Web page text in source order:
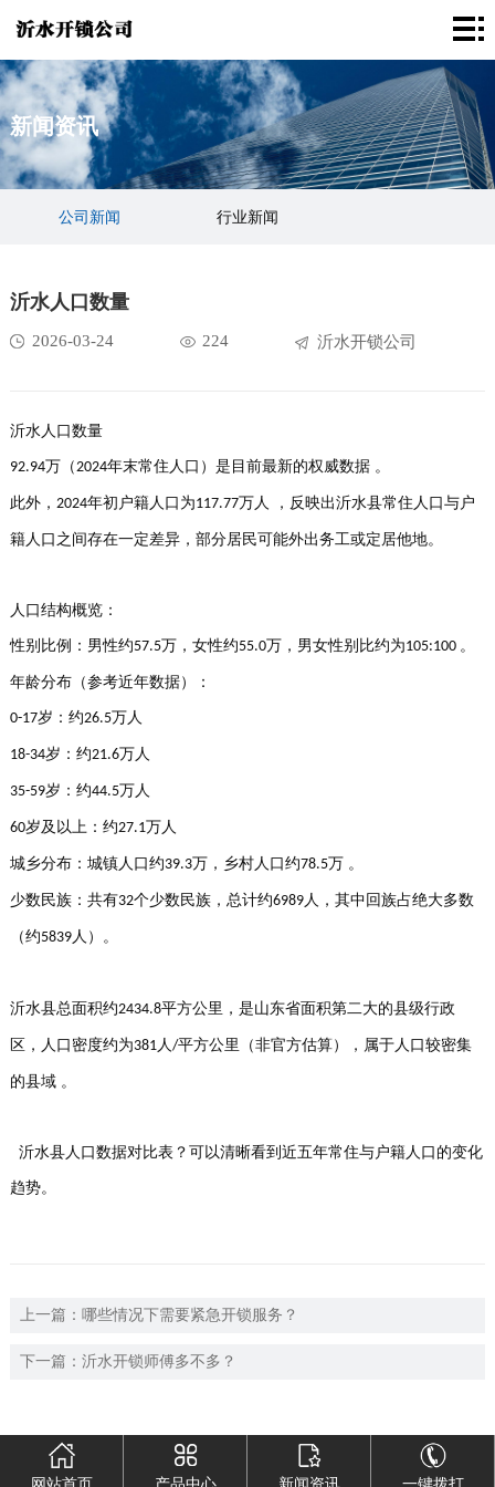
首
页
沂
水
开
解
决
成
们
联
我
新闻资讯
公司新闻 行业新闻
沂水人口数量
2026-03-24 224 沂水开锁公司
沂水人口数量
92.94万‌（2024年末常住人口）是目前最新的权威数据 ‌。
此外， 2024年初户籍人口为‌117.77万人‌ ，反映出沂水县常住人口与户
籍人口之间存在一定差异，部分居民可能外出务工或定居他地。
人口结构概览：
性别比例 ‌：男性约57.5万，女性约55.0万，男女性别比约为105:100 。
年龄分布‌（参考近年数据）：
0-17岁：约26.5万人
18-34岁：约21.6万人
35-59岁：约44.5万人
60岁及以上：约27.1万人
城乡分布‌：城镇人口约39.3万，乡村人口约78.5万 。
少数民族‌：共有32个少数民族，总计约6989人，其中回族占绝大多数
（约5839人）。
沂水县总面积约2434.8平方公里‌，是山东省面积第二大的县级行政
区，人口密度约为‌381 人 /平方公里‌（非官方估算），属于人口较密集
的县域 。
‌沂水县人口数据对比表‌？可以清晰看到近五年常住与户籍人口的变化
趋势。
上一篇： 哪些情况下需要紧急开锁服务？
下一篇： 沂水开锁师傅多不多？